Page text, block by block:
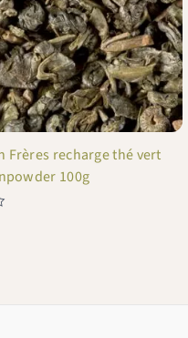
Frères recharge thé vert
100g